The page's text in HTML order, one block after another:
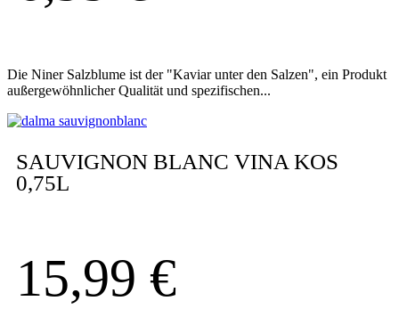
Die Niner Salzblume ist der "Kaviar unter den Salzen", ein Produkt
außergewöhnlicher Qualität und spezifischen...
SAUVIGNON BLANC VINA KOS
0,75L
15,99 €